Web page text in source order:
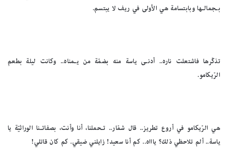
بـجمالـها وبابتسامة هي الأولى في ريف لا يبتسم.
تذكّرها فاشتعلت ناره.. أدنـى ياسة منه بضمّة من يـمناه.. وكانت ليلة بطعم
الرّيكامو.
هي الرّيكامو في أروع تطريز.. قال شمّار.. تـحملنا، أنا وأنت، بصفاتـنا الوراثيّة يا
ياسة.. ألم تلاحظي ذلك؟ ياااه.. كم أنا سعيد! زايلني ضيقي. كم كان قاتلي!